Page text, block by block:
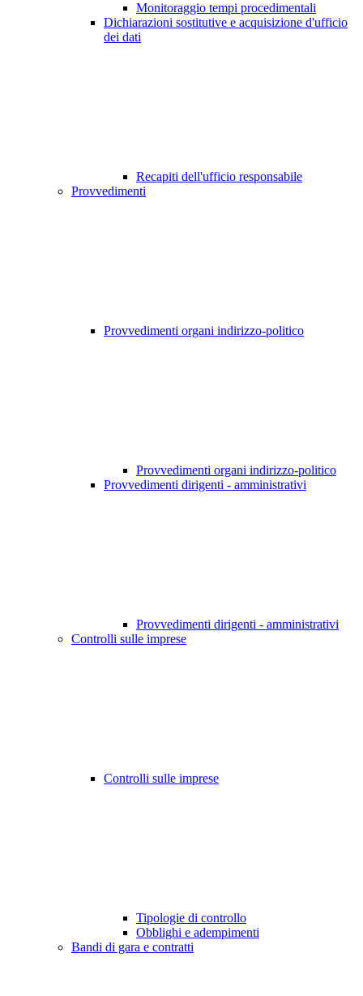
Monitoraggio tempi procedimentali
Dichiarazioni sostitutive e acquisizione d'ufficio
dei dati
Recapiti dell'ufficio responsabile
Provvedimenti
Provvedimenti organi indirizzo-politico
Provvedimenti organi indirizzo-politico
Provvedimenti dirigenti - amministrativi
Provvedimenti dirigenti - amministrativi
Controlli sulle imprese
Controlli sulle imprese
Tipologie di controllo
Obblighi e adempimenti
Bandi di gara e contratti